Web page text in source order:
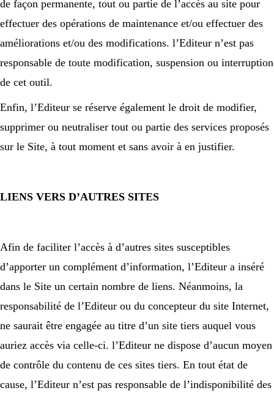
de façon permanente, tout ou partie de l’accès au site pour
effectuer des opérations de maintenance et/ou effectuer des
améliorations et/ou des modifications. l’Editeur n’est pas
responsable de toute modification, suspension ou interruption
de cet outil.
Enfin, l’Editeur se réserve également le droit de modifier,
supprimer ou neutraliser tout ou partie des services proposés
sur le Site, à tout moment et sans avoir à en justifier.
LIENS VERS D’AUTRES SITES
Afin de faciliter l’accès à d’autres sites susceptibles
d’apporter un complément d’information, l’Editeur a inséré
dans le Site un certain nombre de liens. Néanmoins, la
responsabilité de l’Editeur ou du concepteur du site Internet,
ne saurait être engagée au titre d’un site tiers auquel vous
auriez accès via celle-ci. l’Editeur ne dispose d’aucun moyen
de contrôle du contenu de ces sites tiers. En tout état de
cause, l’Editeur n’est pas responsable de l’indisponibilité des